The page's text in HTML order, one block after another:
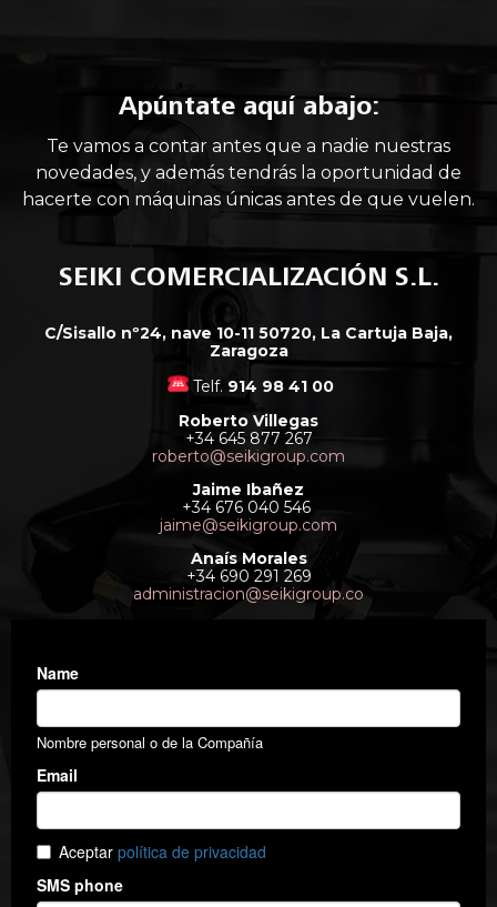
Apúntate aquí abajo:
Te vamos a contar antes que a nadie nuestras
novedades, y además tendrás la oportunidad de
hacerte con máquinas únicas antes de que vuelen.
SEIKI COMERCIALIZACIÓN S.L.
C/Sisallo nº24, nave 10-11 50720, La Cartuja Baja,
Zaragoza
Telf. 914 98 41 00
Roberto Villegas
+34 645 877 267
roberto@seikigroup.com
Jaime Ibañez
+34 676 040 546
jaime@seikigroup.com
Anaís Morales
+34 690 291 269
administracion@seikigroup.co